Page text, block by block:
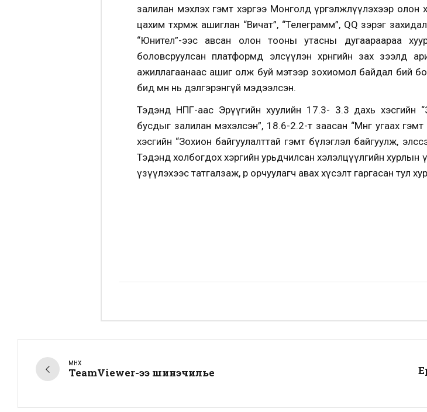
залилан мэхлэх гэмт хэргээ Монголд үргэлжлүүлэхээр
цахим төхөөрөмж ашиглан “Вичат”, “Телеграмм”, QQ зэрэг
“Юнител”-ээс авсан олон тооны утасны дугаараараа
боловсруулсан платформд элсүүлэн хөрөнгийн зах зээлд
ажиллагаанаас ашиг олж буй мэтээр зохиомол байдал бий
бид өмнө нь дэлгэрэнгүй мэдээлсэн.
Тэдэнд НПГ-аас Эрүүгийн хуулийн 17.3- 3.3 дахь хэсгийн
бусдыг залилан мэхэлсэн”, 18.6-2.2-т заасан “Мөнгө угаах
хэсгийн “Зохион байгуулалттай гэмт бүлэглэл байгуулж,
Тэдэнд холбогдох хэргийн урьдчилсан хэлэлцүүлгийн
үзүүлэхээс татгалзаж, өөр орчуулагч авах хүсэлт гаргасан тул
ӨМНӨХ
TeamViewer-ээ шинэчилье